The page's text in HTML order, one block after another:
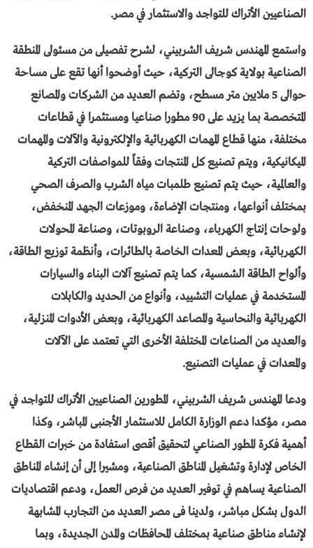
الصناعيين الأتراك للتواجد والاستثمار في مصر.
واستمع المهندس شريف الشربيني، لشرح تفصيلى من مسئولى المنطقة
الصناعية بولاية كوجالى التركية، حيث أوضحوا أنها تقع على مساحة
حوالى 5 ملايين متر مسطح، وتضم العديد من الشركات والمصانع
المتخصصة بما يزيد على 90 مطورا صناعيا ومستثمرا في قطاعات
مختلفة، منها قطاع المهمات الكهربائية والإلكترونية والآلات والمهمات
الميكانيكية، ويتم تصنيع كل المنتجات وفقاً للمواصفات التركية
والعالمية، حيث يتم تصنيع طلمبات مياه الشرب والصرف الصحي
بمختلف أنواعها، ومنتجات الإضاءة، وموزعات الجهد المنخفض،
ولوحات إنتاج الكهرباء، وصناعة الروبوتات، وصناعة المحولات
الكهربائية، وبعض المعدات الخاصة بالطائرات، وأنظمة توزيع الطاقة،
وألواح الطاقة الشمسية، كما يتم تصنيع آلات البناء والسيارات
المستخدمة في عمليات التشييد، وأنواع من الحديد والكابلات
الكهربائية والنحاسية والمصاعد الكهربائية، وبعض الأدوات المنزلية،
والعديد من الصناعات المختلفة الأخرى التي تعتمد على الآلات
والمعدات في عمليات التصنيع.
ودعا المهندس شريف الشربيني، المطورين الصناعيين الأتراك للتواجد في
مصر، مؤكدا دعم الوزارة الكامل للاستثمار الأجنبى المباشر، وكذا
أهمية فكرة المطور الصناعي لتحقيق أقصى استفادة من خبرات القطاع
الخاص لإدارة وتشغيل المناطق الصناعية، ومشيرا إلى أن إنشاء المناطق
الصناعية يساهم في توفير العديد من فرص العمل، ودعم اقتصاديات
الدول بشكل مباشر، ولدينا فى مصر العديد من التجارب المشابهة
لإنشاء مناطق صناعية بمختلف المحافظات والمدن الجديدة، وبما